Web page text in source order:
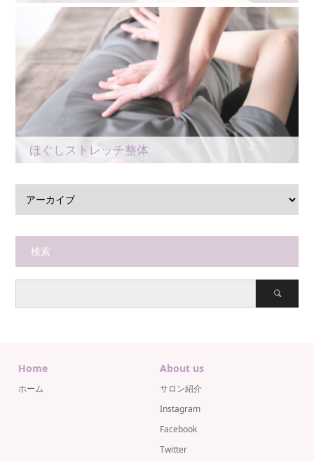
ほぐしストレッチ整体
検索
Home
ホーム
About us
サロン紹介
Instagram
Facebook
Twitter